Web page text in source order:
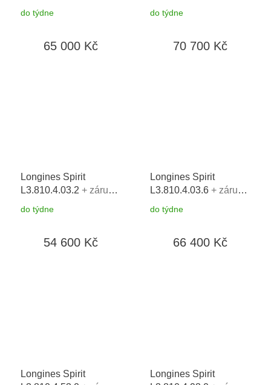
do 90 dní
do týdne
65 000 Kč
do 90 dní
do týdne
70 700 Kč
Longines Spirit
L3.810.4.03.2 + záruka
5 let + možnost výměny
do 90 dní
do týdne
54 600 Kč
Longines Spirit
L3.810.4.03.6 + záruka
5 let + možnost výměny
do 90 dní
do týdne
66 400 Kč
Longines Spirit
Longines Spirit